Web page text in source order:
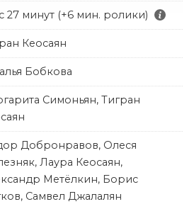
27 минут (+6 мин. ролики)
Кеосаян
Бобкова
Симоньян, Тигран
Добронравов, Олеся
Лаура Кеосаян,
Метёлкин, Борис
Самвел Джалалян